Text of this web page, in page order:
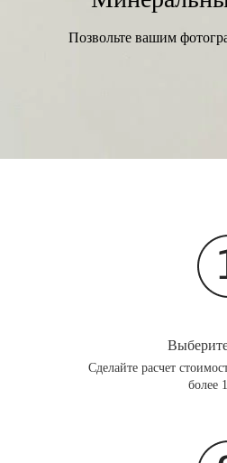
Позвольте вашим
Сделайте расчет
более